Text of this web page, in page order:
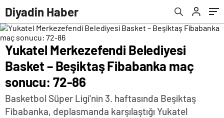
Diyadin Haber
Yukatel Merkezefendi Belediyesi
Basket – Beşiktaş Fibabanka maç
sonucu: 72-86
Basketbol Süper Ligi'nin 3. haftasında Beşiktaş
Fibabanka, deplasmanda karşılaştığı Yukatel